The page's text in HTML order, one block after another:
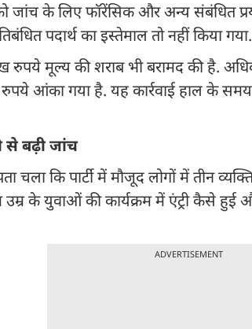
जांच के लिए फॉरेंसिक और अन्य संबंधित
पदार्थ का इस्तेमाल तो नहीं किया गया.
मूल्य की शराब भी बरामद की है.
आंका गया है. यह कार्रवाई हाल के
से बढ़ी जांच
चला कि पार्टी में मौजूद लोगों में तीन
के युवाओं की कार्यक्रम में एंट्री कैसे हुई
ADVERTISEMENT